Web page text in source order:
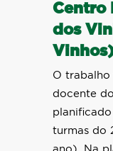
Centro
dos
O
docente
planificado
turmas do